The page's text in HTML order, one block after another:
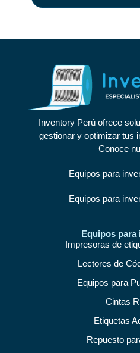
Inventory Perú ofrece
gestionar y optimizar tus
Conoce
Equipos para
Equipos para
Equipos para
Impresoras de
Lectores de
Equipos para
Cintas
Etiquetas
Repuesto